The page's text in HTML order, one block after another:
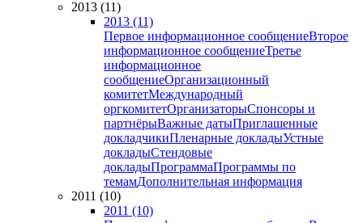
2013 (11)
2013 (11)
Первое информационное сообщениеВторое
информационное сообщениеТретье
информационное
сообщениеОрганизационный
комитетМеждународный
оргкомитетОрганизаторыСпонсоры и
партнёрыВажные датыПриглашенные
докладчикиПленарные докладыУстные
докладыСтендовые
докладыПрограммаПрограммы по
темамДополнительная информация
2011 (10)
2011 (10)